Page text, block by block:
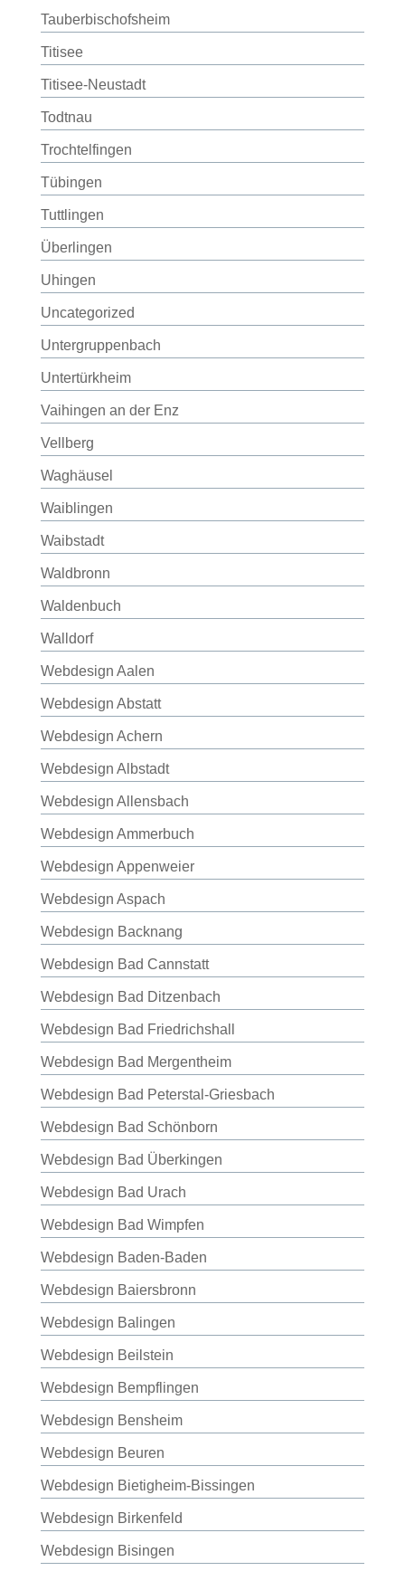
Tauberbischofsheim
Titisee
Titisee-Neustadt
Todtnau
Trochtelfingen
Tübingen
Tuttlingen
Überlingen
Uhingen
Uncategorized
Untergruppenbach
Untertürkheim
Vaihingen an der Enz
Vellberg
Waghäusel
Waiblingen
Waibstadt
Waldbronn
Waldenbuch
Walldorf
Webdesign Aalen
Webdesign Abstatt
Webdesign Achern
Webdesign Albstadt
Webdesign Allensbach
Webdesign Ammerbuch
Webdesign Appenweier
Webdesign Aspach
Webdesign Backnang
Webdesign Bad Cannstatt
Webdesign Bad Ditzenbach
Webdesign Bad Friedrichshall
Webdesign Bad Mergentheim
Webdesign Bad Peterstal-Griesbach
Webdesign Bad Schönborn
Webdesign Bad Überkingen
Webdesign Bad Urach
Webdesign Bad Wimpfen
Webdesign Baden-Baden
Webdesign Baiersbronn
Webdesign Balingen
Webdesign Beilstein
Webdesign Bempflingen
Webdesign Bensheim
Webdesign Beuren
Webdesign Bietigheim-Bissingen
Webdesign Birkenfeld
Webdesign Bisingen